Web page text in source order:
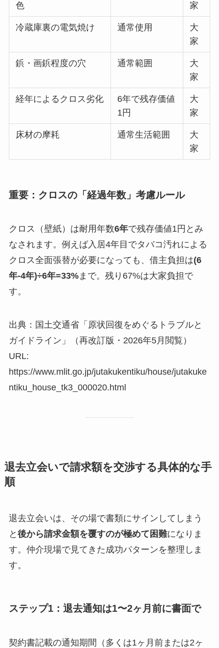
色 家
冷蔵庫裏の電気焼け 通常使用
大
家
鋲・画鋲程度の穴 通常範囲
大
家
経年によるクロス劣化
6年で残存価値
1円
大
家
床材の摩耗 通常生活範囲
大
家
重要：クロスの「経過年数」考慮ルール
クロス（壁紙）は耐用年数6年で残存価値1円とみ
なされます。例えば入居4年目でタバコ汚れによる
クロス全面張替が必要になっても、借主負担は(6
年-4年)÷6年=33%まで。残り67%は大家負担で
す。
出典：国土交通省「原状回復をめぐるトラブルと
ガイドライン」（再改訂版・2026年5月閲覧）
URL:
https://www.mlit.go.jp/jutakukentiku/house/jutakuke
ntiku_house_tk3_000020.html
退去立会いで請求額を交渉する具体的な手
順
退去立会いは、その場で書類にサインしてしまう
と 後から請求金額を覆すのが極めて困難になりま
す。仲介現場で見てきた成功パターンを整理しま
す。
ステップ1：退去通知は1〜2ヶ月前に書面で
契約書記載の通知期間（多くは1ヶ月前または2ヶ